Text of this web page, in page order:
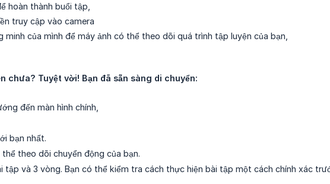
hoàn thành buổi tập,
truy cập vào camera
minh của mình để máy ảnh có thể theo dõi quá trình tập luyện của bạn,
chưa? Tuyệt vời! Bạn đã sẵn sàng di chuyển:
đến màn hình chính,
bạn nhất.
theo dõi chuyển động của bạn.
và 3 vòng. Bạn có thể kiểm tra cách thực hiện bài tập một cách chính xác